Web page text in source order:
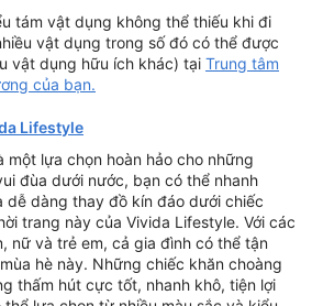
tám vật dụng không thể thiếu khi đi
vật dụng trong số đó có thể được
vật dụng hữu ích khác) tại Trung tâm
của bạn.
Lifestyle
một lựa chọn hoàn hảo cho những
đùa dưới nước, bạn có thể nhanh
dễ dàng thay đồ kín đáo dưới chiếc
trang này của Vivida Lifestyle. Với các
nữ và trẻ em, cả gia đình có thể tận
hè này. Những chiếc khăn choàng
thấm hút cực tốt, nhanh khô, tiện lợi